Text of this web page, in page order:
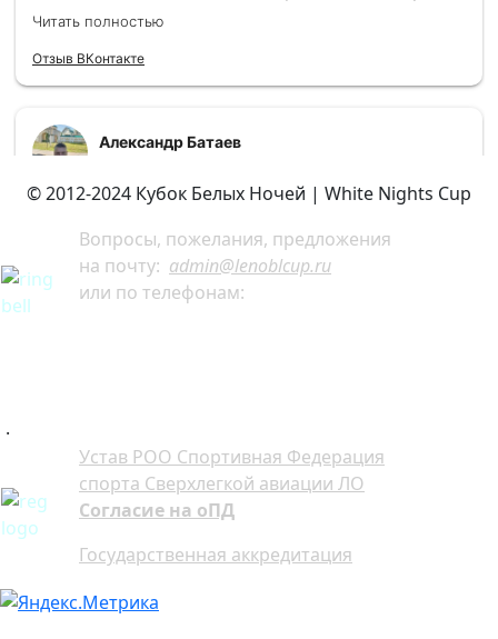
© 2012-2024 Кубок Белых Ночей | White Nights Cup
Вопросы, пожелания, предложения
на почту: admin@lenoblcup.ru
или по телефонам:
.
Устав РОО Спортивная Федерация
спорта Сверхлегкой авиации ЛО
Согласие на оПД
Государственная аккредитация